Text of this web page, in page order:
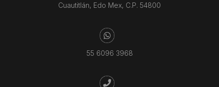
Cuautitlán, Edo Mex, C.P. 54800
55 6096 3968